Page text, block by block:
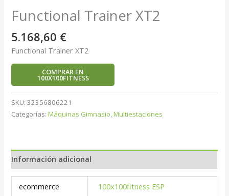
Functional Trainer XT2
5.168,60 €
Functional Trainer XT2
COMPRAR EN
100X100FITNESS
SKU:32356806221
Categorías:Máquinas Gimnasio,Multiestaciones
Información adicional
ecommerce 100x100fitness ESP